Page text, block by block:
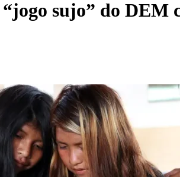
sujo” do DEM